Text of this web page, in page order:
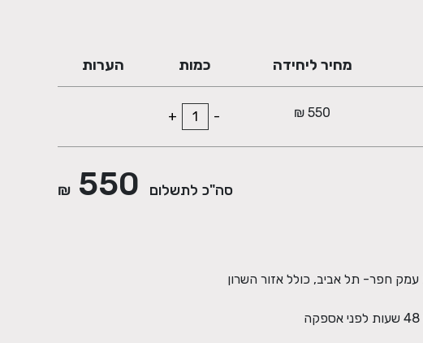
מחיר ליחידה כמות הערות
550 ₪
-
+
סה"כ לתשלום 550
₪